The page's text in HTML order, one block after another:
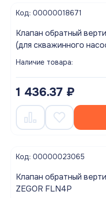
Код: 00000018671
Клапан обратный
(для скважинного
Наличие товара:
1 436.37 ₽
Код: 00000023065
Клапан обратный
ZEGOR FLN4P